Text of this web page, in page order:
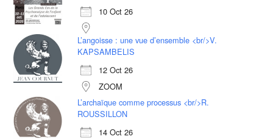
10 Oct 26
L’angoisse : une vue d’ensemble <br/>V.
KAPSAMBELIS
12 Oct 26
ZOOM
L’archaïque comme processus <br/>R.
ROUSSILLON
14 Oct 26